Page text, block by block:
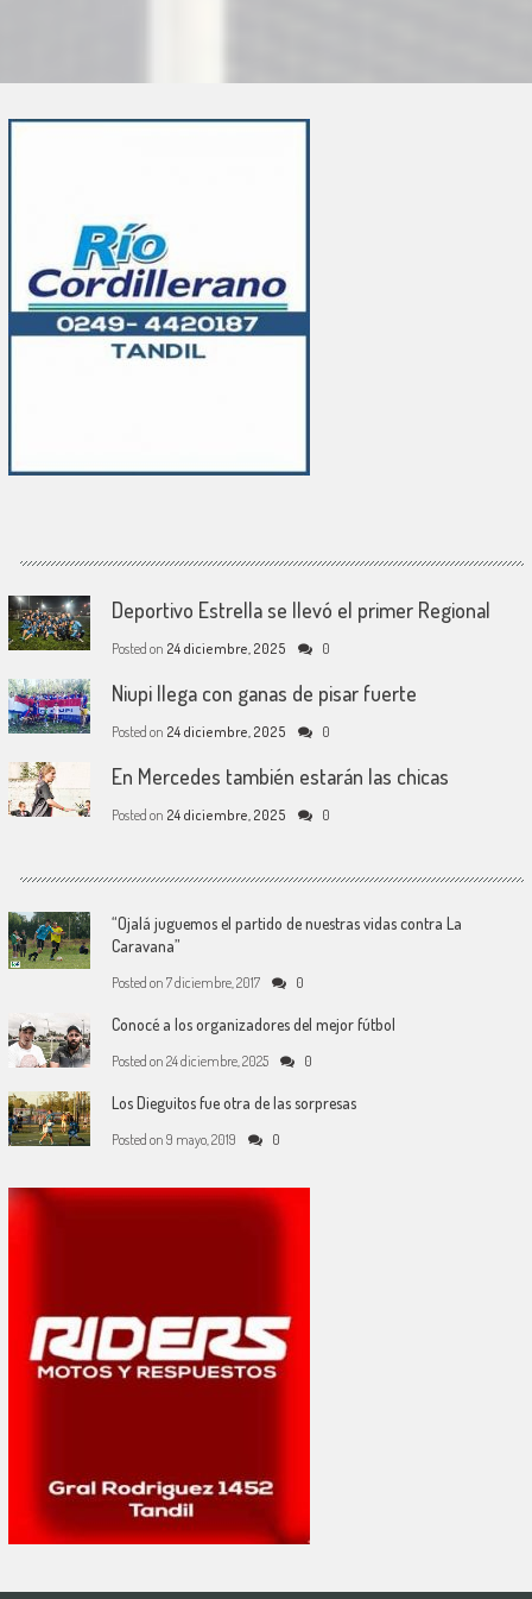
Deportivo Estrella se llevó el primer Regional
Posted on 24 diciembre, 2025 0
Niupi llega con ganas de pisar fuerte
Posted on 24 diciembre, 2025 0
En Mercedes también estarán las chicas
Posted on 24 diciembre, 2025 0
“Ojalá juguemos el partido de nuestras vidas contra La
Caravana”
Posted on 7 diciembre, 2017 0
Conocé a los organizadores del mejor fútbol
Posted on 24 diciembre, 2025 0
Los Dieguitos fue otra de las sorpresas
Posted on 9 mayo, 2019 0